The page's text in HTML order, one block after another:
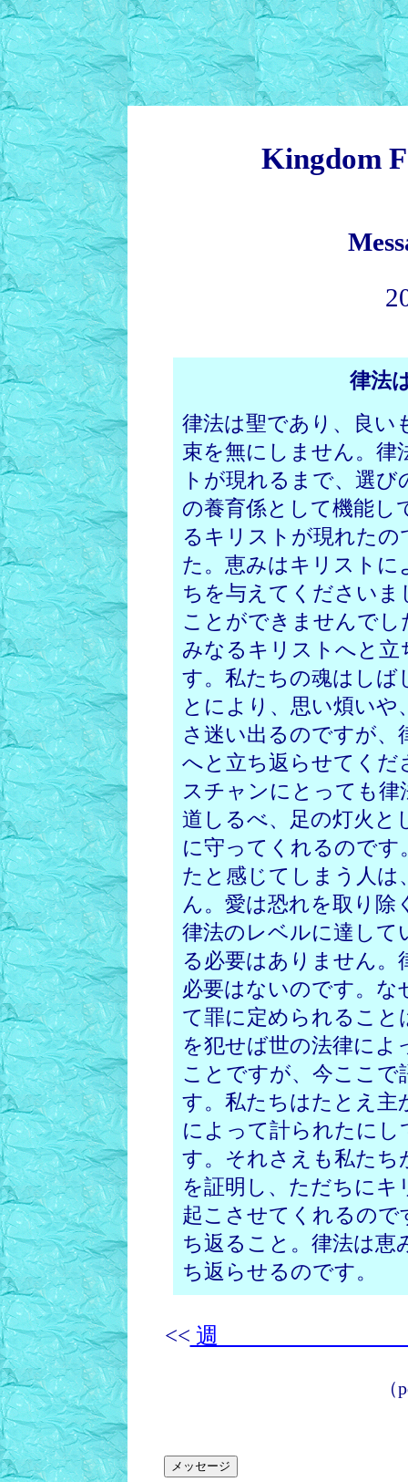
Kingdom
律法
律法は聖であり、良い
束を無にしません。律
トが現れるまで、選
の養育係として機能し
るキリストが現れた
た。恵みはキリスト
ちを与えてください
ことができませんで
みなるキリストへと
す。私たちの魂はしば
とにより、思い煩い
さ迷い出るのですが
へと立ち返らせてく
スチャンにとっても
道しるべ、足の灯火と
に守ってくれるのです
たと感じてしまう人は
ん。愛は恐れを取り
律法のレベルに達して
る必要はありません
必要はないのです。
て罪に定められるこ
を犯せば世の法律によ
ことですが、今ここで
す。私たちはたとえ主
によって計られたに
す。それさえも私たち
を証明し、ただちに
起こさせてくれるの
ち返ること。律法は
ち返らせるのです。
<< 週
（